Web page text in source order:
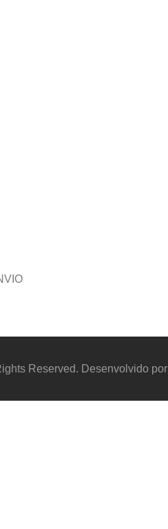
Reserved. Desenvolvido por